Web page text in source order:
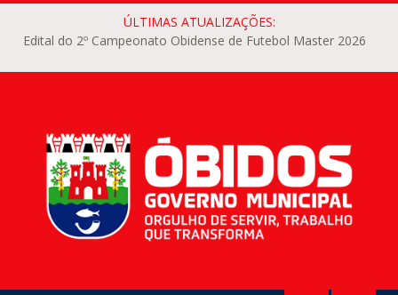
ÚLTIMAS ATUALIZAÇÕES:
Edital do 2º Campeonato Obidense de Futebol Master 2026